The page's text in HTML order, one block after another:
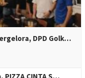
DPD Golk…
PIZZA CINTA S…